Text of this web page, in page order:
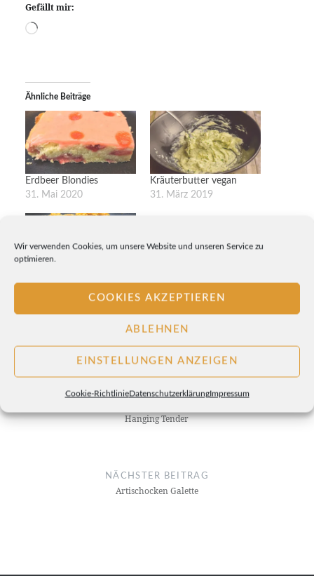
Wir verwenden Cookies, um unsere Website und unseren Service zu
optimieren.
COOKIES AKZEPTIEREN
ABLEHNEN
EINSTELLUNGEN ANZEIGEN
Cookie-RichtlinieDatenschutzerklärungImpressum
Gefällt mir:
Wird
Ähnliche Beiträge
Erdbeer Blondies
31. Mai 2020
Kräuterbutter vegan
31. März 2019
Bulgurotto
25. August 2019
Beitragsnavigation
Hanging Tender
NÄCHSTER BEITRAG
Artischocken Galette